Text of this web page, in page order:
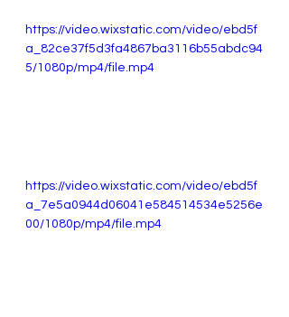
https://video.wixstatic.com/video/ebd5f
a_82ce37f5d3fa4867ba3116b55abdc94
5/1080p/mp4/file.mp4
https://video.wixstatic.com/video/ebd5f
a_7e5a0944d06041e584514534e5256e
00/1080p/mp4/file.mp4